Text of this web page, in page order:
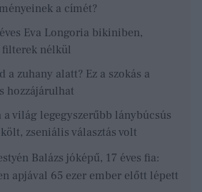
a címét?
Eva Longoria bikiniben,
filterek nélkül
a zuhany alatt? Ez a szokás a
hozzájárulhat
a világ legegyszerűbb lánybúcsús
zseniális választás volt
Balázs jóképű, 17 éves fia:
apjával 65 ezer ember előtt lépett